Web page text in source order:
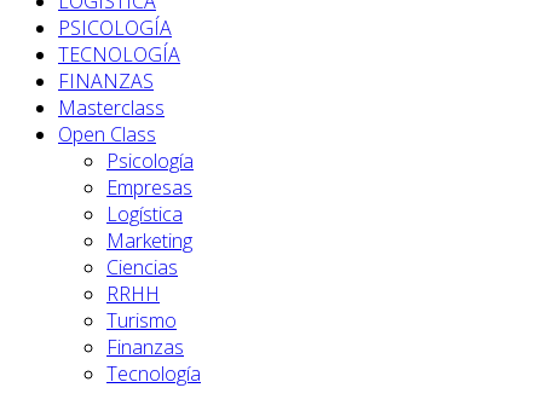
PSICOLOGÍA
TECNOLOGÍA
FINANZAS
Masterclass
Open Class
Psicología
Empresas
Logística
Marketing
Ciencias
RRHH
Turismo
Finanzas
Tecnología